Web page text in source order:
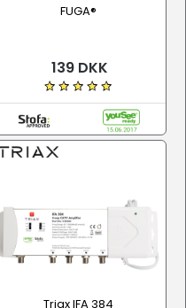
FUGA®
139 DKK
Triax IFA 384